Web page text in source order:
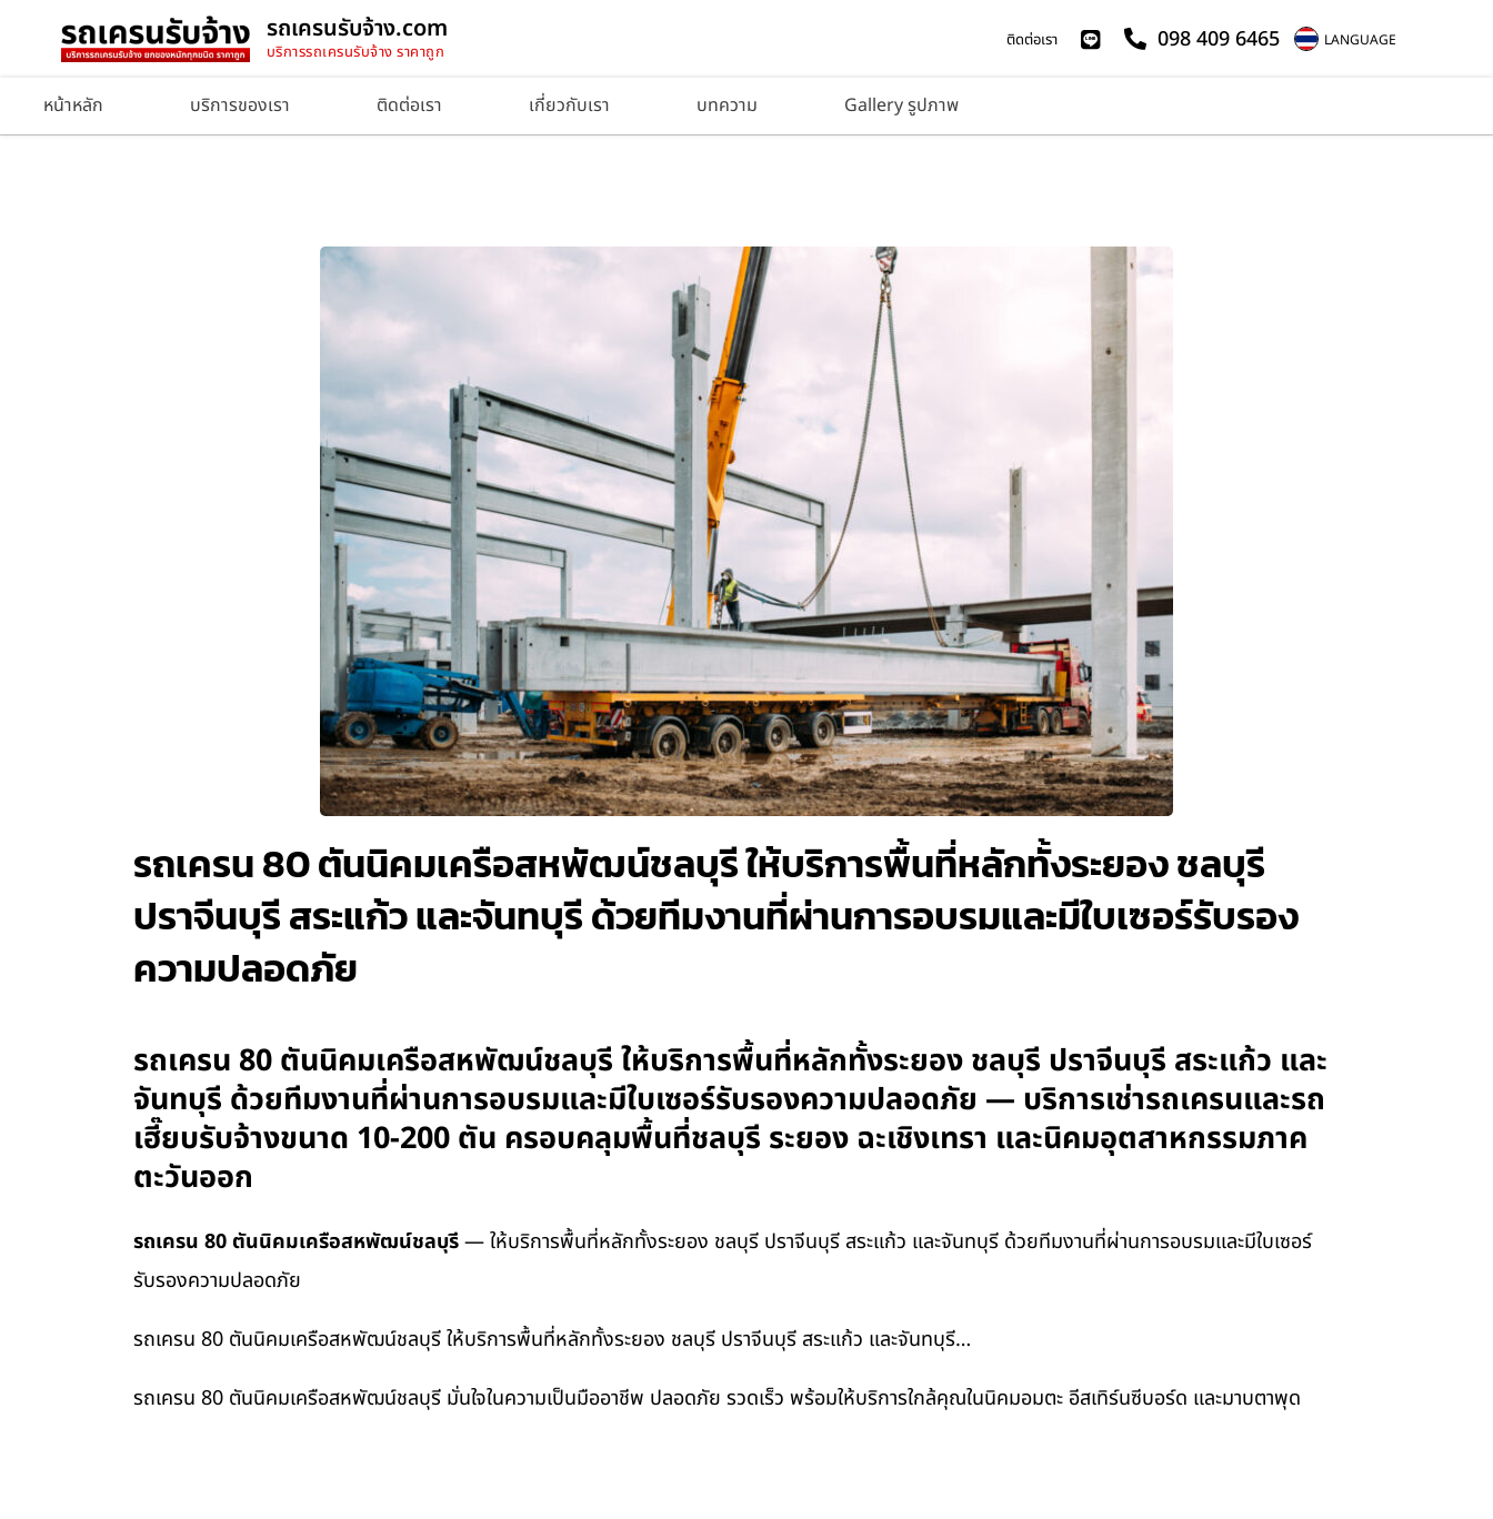
รถเครนรับจ้าง.com
บริการรถเครนรับจ้าง ราคาถูก
ติดต่อเรา 098 409 6465 LANGUAGE
หน้าหลัก บริการของเรา ติดต่อเรา เกี่ยวกับเรา บทความ Gallery รูปภาพ
รถเครน 80 ตันนิคมเครือสหพัฒน์ชลบุรี ให้บริการพื้นที่หลักทั้งระยอง ชลบุรี
ปราจีนบุรี สระแก้ว และจันทบุรี ด้วยทีมงานที่ผ่านการอบรมและมีใบเซอร์รับรอง
ความปลอดภัย
รถเครน 80 ตันนิคมเครือสหพัฒน์ชลบุรี ให้บริการพื้นที่หลักทั้งระยอง ชลบุรี ปราจีนบุรี สระแก้ว และ
จันทบุรี ด้วยทีมงานที่ผ่านการอบรมและมีใบเซอร์รับรองความปลอดภัย — บริการเช่ารถเครนและรถ
เฮี๊ยบรับจ้างขนาด 10-200 ตัน ครอบคลุมพื้นที่ชลบุรี ระยอง ฉะเชิงเทรา และนิคมอุตสาหกรรมภาค
ตะวันออก
รถเครน 80 ตันนิคมเครือสหพัฒน์ชลบุรี— ให้บริการพื้นที่หลักทั้งระยอง ชลบุรี ปราจีนบุรี สระแก้ว และจันทบุรี ด้วยทีมงานที่ผ่านการอบรมและมีใบเซอร์
รับรองความปลอดภัย
รถเครน 80 ตันนิคมเครือสหพัฒน์ชลบุรี ให้บริการพื้นที่หลักทั้งระยอง ชลบุรี ปราจีนบุรี สระแก้ว และจันทบุรี…
รถเครน 80 ตันนิคมเครือสหพัฒน์ชลบุรี มั่นใจในความเป็นมืออาชีพ ปลอดภัย รวดเร็ว พร้อมให้บริการใกล้คุณในนิคมอมตะ อีสเทิร์นซีบอร์ด และมาบตาพุด